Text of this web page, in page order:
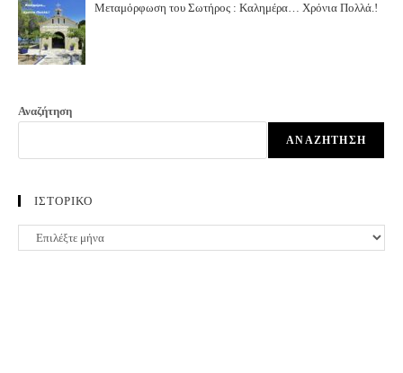
Μεταμόρφωση του Σωτήρος : Καλημέρα… Χρόνια Πολλά.!
Αναζήτηση
ΑΝΑΖΉΤΗΣΗ
ΙΣΤΟΡΙΚΟ
ΙΣΤΟΡΙΚΟ